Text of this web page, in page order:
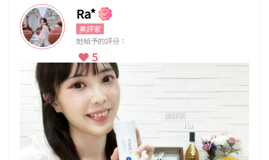
Ra*
美評家
她給予的評分：
5